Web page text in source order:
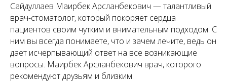
Сайдуллаев Маирбек Арсланбекович — талантливый
врач-стоматолог, который покоряет сердца
пациентов своим чутким и внимательным подходом. С
ним вы всегда понимаете, что и зачем лечите, ведь он
дает исчерпывающий ответ на все возникающие
вопросы. Маирбек Арсланбекович врач, которого
рекомендуют друзьям и близким.